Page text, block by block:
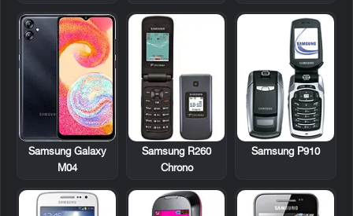
Samsung P910
Samsung R260
Chrono
Samsung Galaxy
M04